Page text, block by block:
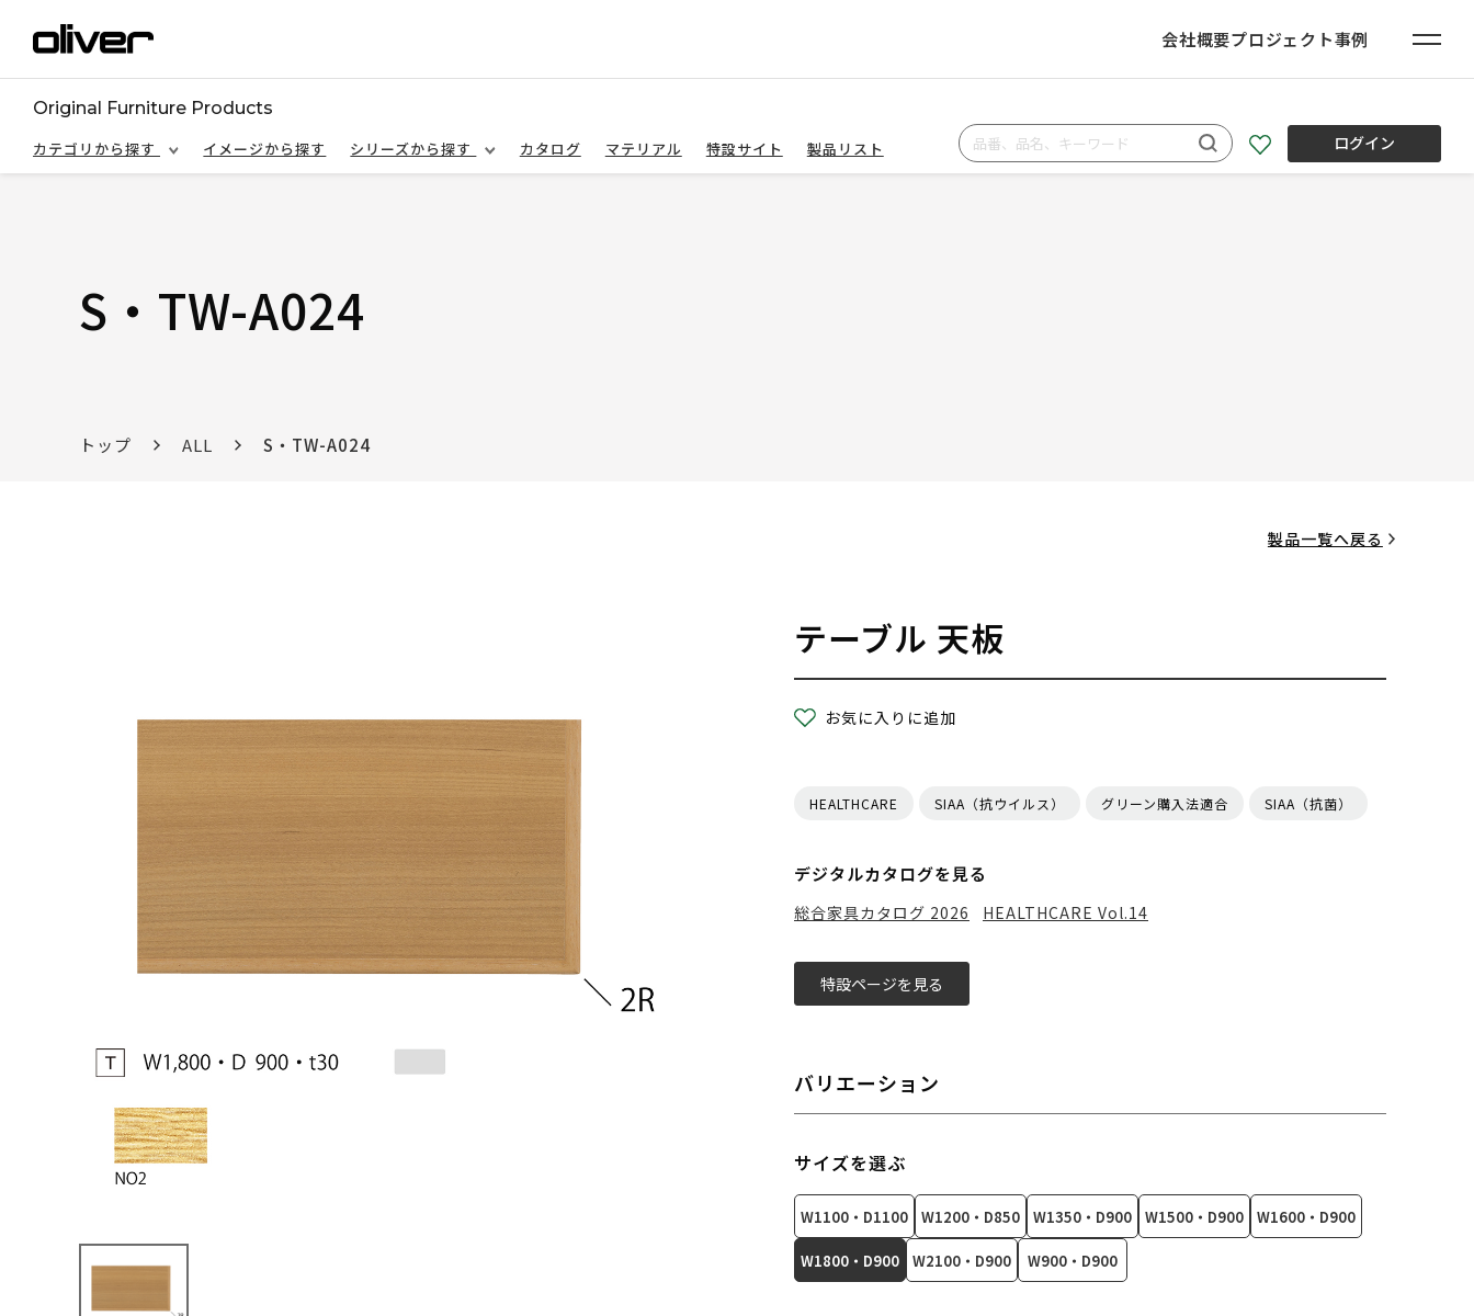
会社概要プロジェクト事例
Original Furniture Products
カテゴリから探す
イメージから探す シリーズから探す カタログ マテリアル 特設サイト 製品リスト ログイン
S・TW-A024
トップ ALL S・TW-A024
製品一覧へ戻る
テーブル 天板
お気に入りに追加
HEALTHCARE SIAA（抗ウイルス） グリーン購入法適合 SIAA（抗菌）
デジタルカタログを見る
総合家具カタログ 2026 HEALTHCARE Vol.14
特設ページを見る
バリエーション
サイズを選ぶ
W1100・D1100 W1200・D850 W1350・D900 W1500・D900 W1600・D900
W1800・D900 W2100・D900 W900・D900